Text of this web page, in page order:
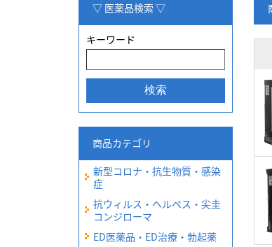
▽ 医薬品検索 ▽
キーワード
商品カテゴリ
新型コロナ・抗生物質・感染
症
抗ウィルス・ヘルペス・尖圭
コンジローマ
ED医薬品・ED治療・勃起薬